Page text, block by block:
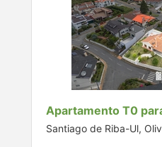
Apartamento T0
Santiago de Riba-Ul,